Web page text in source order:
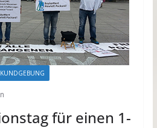
KUNDGEBUNG
für einen 1-